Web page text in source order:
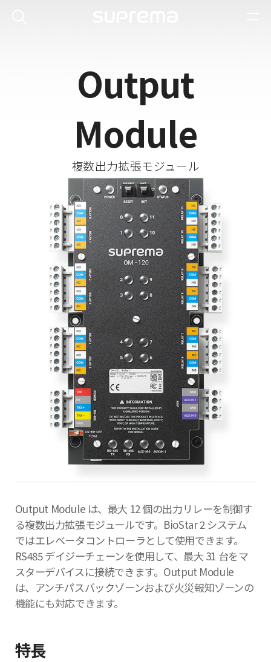
Output
Module
複数出力拡張モジュール
Output Module は、最大 12 個の出力リレーを制御す
る複数出力拡張モジュールです。BioStar 2 システム
ではエレベータコントローラとして使用できます。
RS485 デイジーチェーンを使用して、最大 31 台をマ
スターデバイスに接続できます。Output Module
は、アンチパスバックゾーンおよび火災報知ゾーンの
機能にも対応できます。
特長